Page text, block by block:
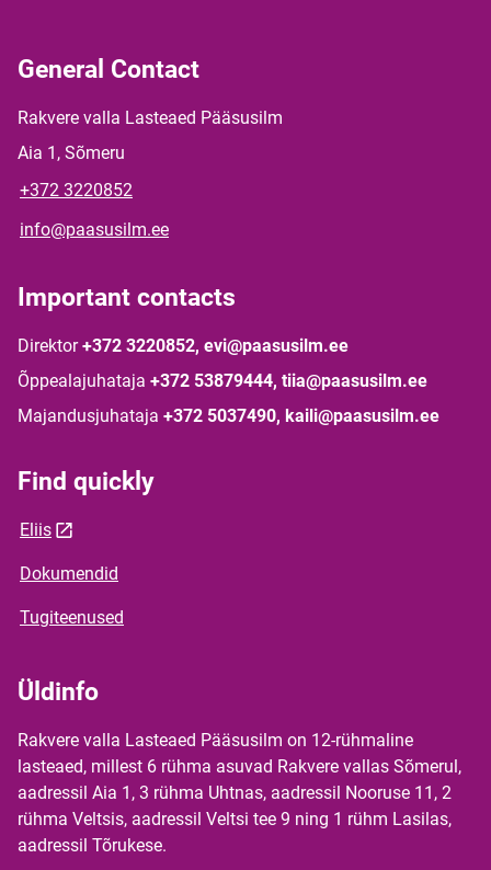
General Contact
Rakvere valla Lasteaed Pääsusilm
Aia 1, Sõmeru
+372 3220852
info@paasusilm.ee
Important contacts
Direktor +372 3220852, evi@paasusilm.ee
Õppealajuhataja +372 53879444, tiia@paasusilm.ee
Majandusjuhataja +372 5037490, kaili@paasusilm.ee
Find quickly
Eliis
Dokumendid
Tugiteenused
Üldinfo
Rakvere valla Lasteaed Pääsusilm on 12-rühmaline
lasteaed, millest 6 rühma asuvad Rakvere vallas Sõmerul,
aadressil Aia 1, 3 rühma Uhtnas, aadressil Nooruse 11, 2
rühma Veltsis, aadressil Veltsi tee 9 ning 1 rühm Lasilas,
aadressil Tõrukese.